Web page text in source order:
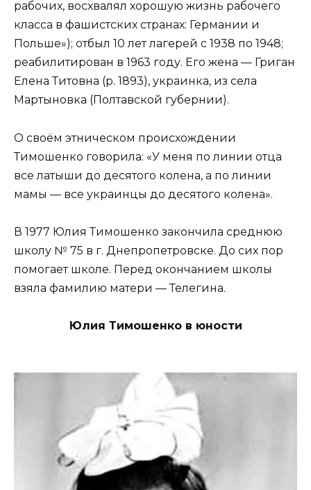
рабочих, восхвалял хорошую жизнь рабочего
класса в фашистских странах: Германии и
Польше»); отбыл 10 лет лагерей с 1938 по 1948;
реабилитирован в 1963 году. Его жена — Григан
Елена Титовна (р. 1893), украинка, из села
Мартыновка (Полтавской губернии).
О своём этническом происхождении
Тимошенко говорила: «У меня по линии отца
все латыши до десятого колена, а по линии
мамы — все украинцы до десятого колена».
В 1977 Юлия Тимошенко закончила среднюю
школу № 75 в г. Днепропетровске. До сих пор
помогает школе. Перед окончанием школы
взяла фамилию матери — Телегина.
Юлия Тимошенко в юности